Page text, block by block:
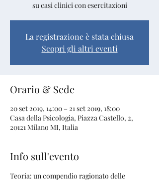
su casi clinici con esercitazioni
La registrazione è stata chiusa
Scopri gli altri eventi
Orario & Sede
20 set 2019, 14:00 – 21 set 2019, 18:00
Casa della Psicologia, Piazza Castello, 2,
20121 Milano MI, Italia
Info sull'evento
Teoria: un compendio ragionato delle